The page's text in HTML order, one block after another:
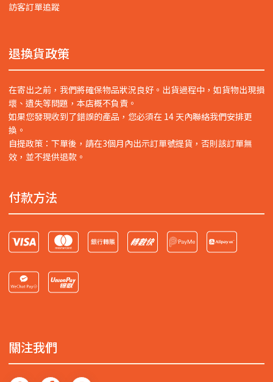
訪客訂單追蹤
退換貨政策
在寄出之前，我們將確保物品狀況良好。出貨過程中，如貨物出現損
壞、遺失等問題，本店概不負責。
如果您發現收到了錯誤的產品，您必須在 14 天內聯絡我們安排更
換。
自提政策：下單後，請在3個月內出示訂單號提貨，否則該訂單無
效，並不提供退款。
付款方法
關注我們